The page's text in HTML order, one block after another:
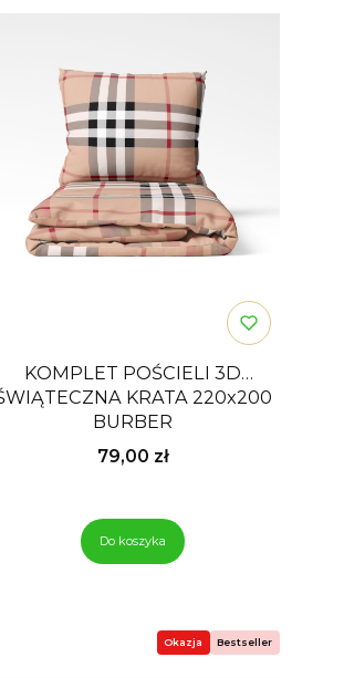
KOMPLET POŚCIELI 3D
KRATA 220x200
BURBER
Cena
79,00 zł
Do koszyka
Okazja Bestseller